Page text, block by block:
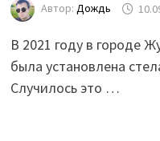
Автор: Дождь
В 2021 году в городе
была установлена
Случилось это …